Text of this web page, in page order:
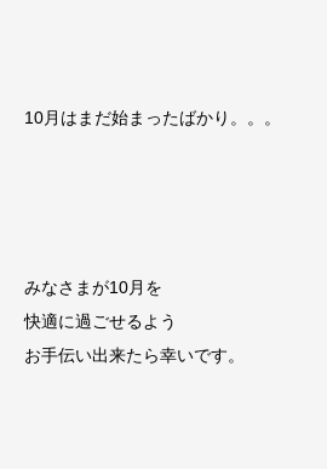
10月はまだ始まったばかり。。。
みなさまが10月を
快適に過ごせるよう
お手伝い出来たら幸いです。